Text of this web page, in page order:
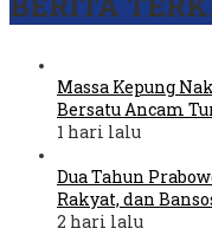
Massa Kepung
Bersatu Ancam
1 hari lalu
Dua Tahun
Rakyat, dan
2 hari lalu